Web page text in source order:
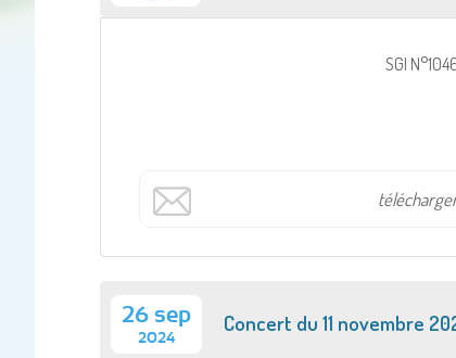
SGI
26 sep
2024
Concert du 11 novembre